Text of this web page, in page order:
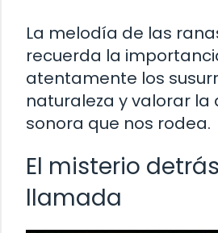
La melodía de las
recuerda la
atentamente los
naturaleza y valorar la
sonora que nos rodea.
El misterio
llamada